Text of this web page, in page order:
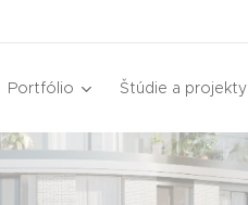
Portfólio Štúdie a projekty